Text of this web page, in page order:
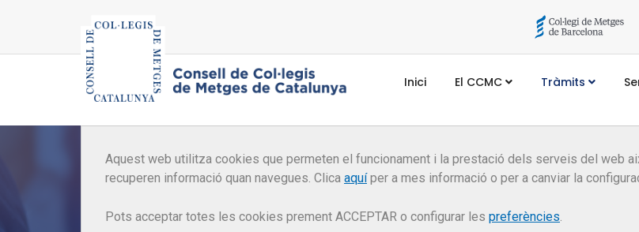
Aquest web utilitza cookies que permeten el funcionament i la prestació dels serveis del web
recuperen informació quan navegues. Clica aquíper a mes informació o per a canviar la
Pots acceptar totes les cookies prement ACCEPTAR o configurar les preferències.
Inici El CCMC Tràmits
Acreditació